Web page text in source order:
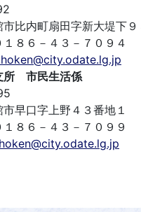
市比内町扇田字新大堤下
１８６－４３－７０９４
所 市民生活係
早口字上野４３番地１
１８６－４３－７０９９